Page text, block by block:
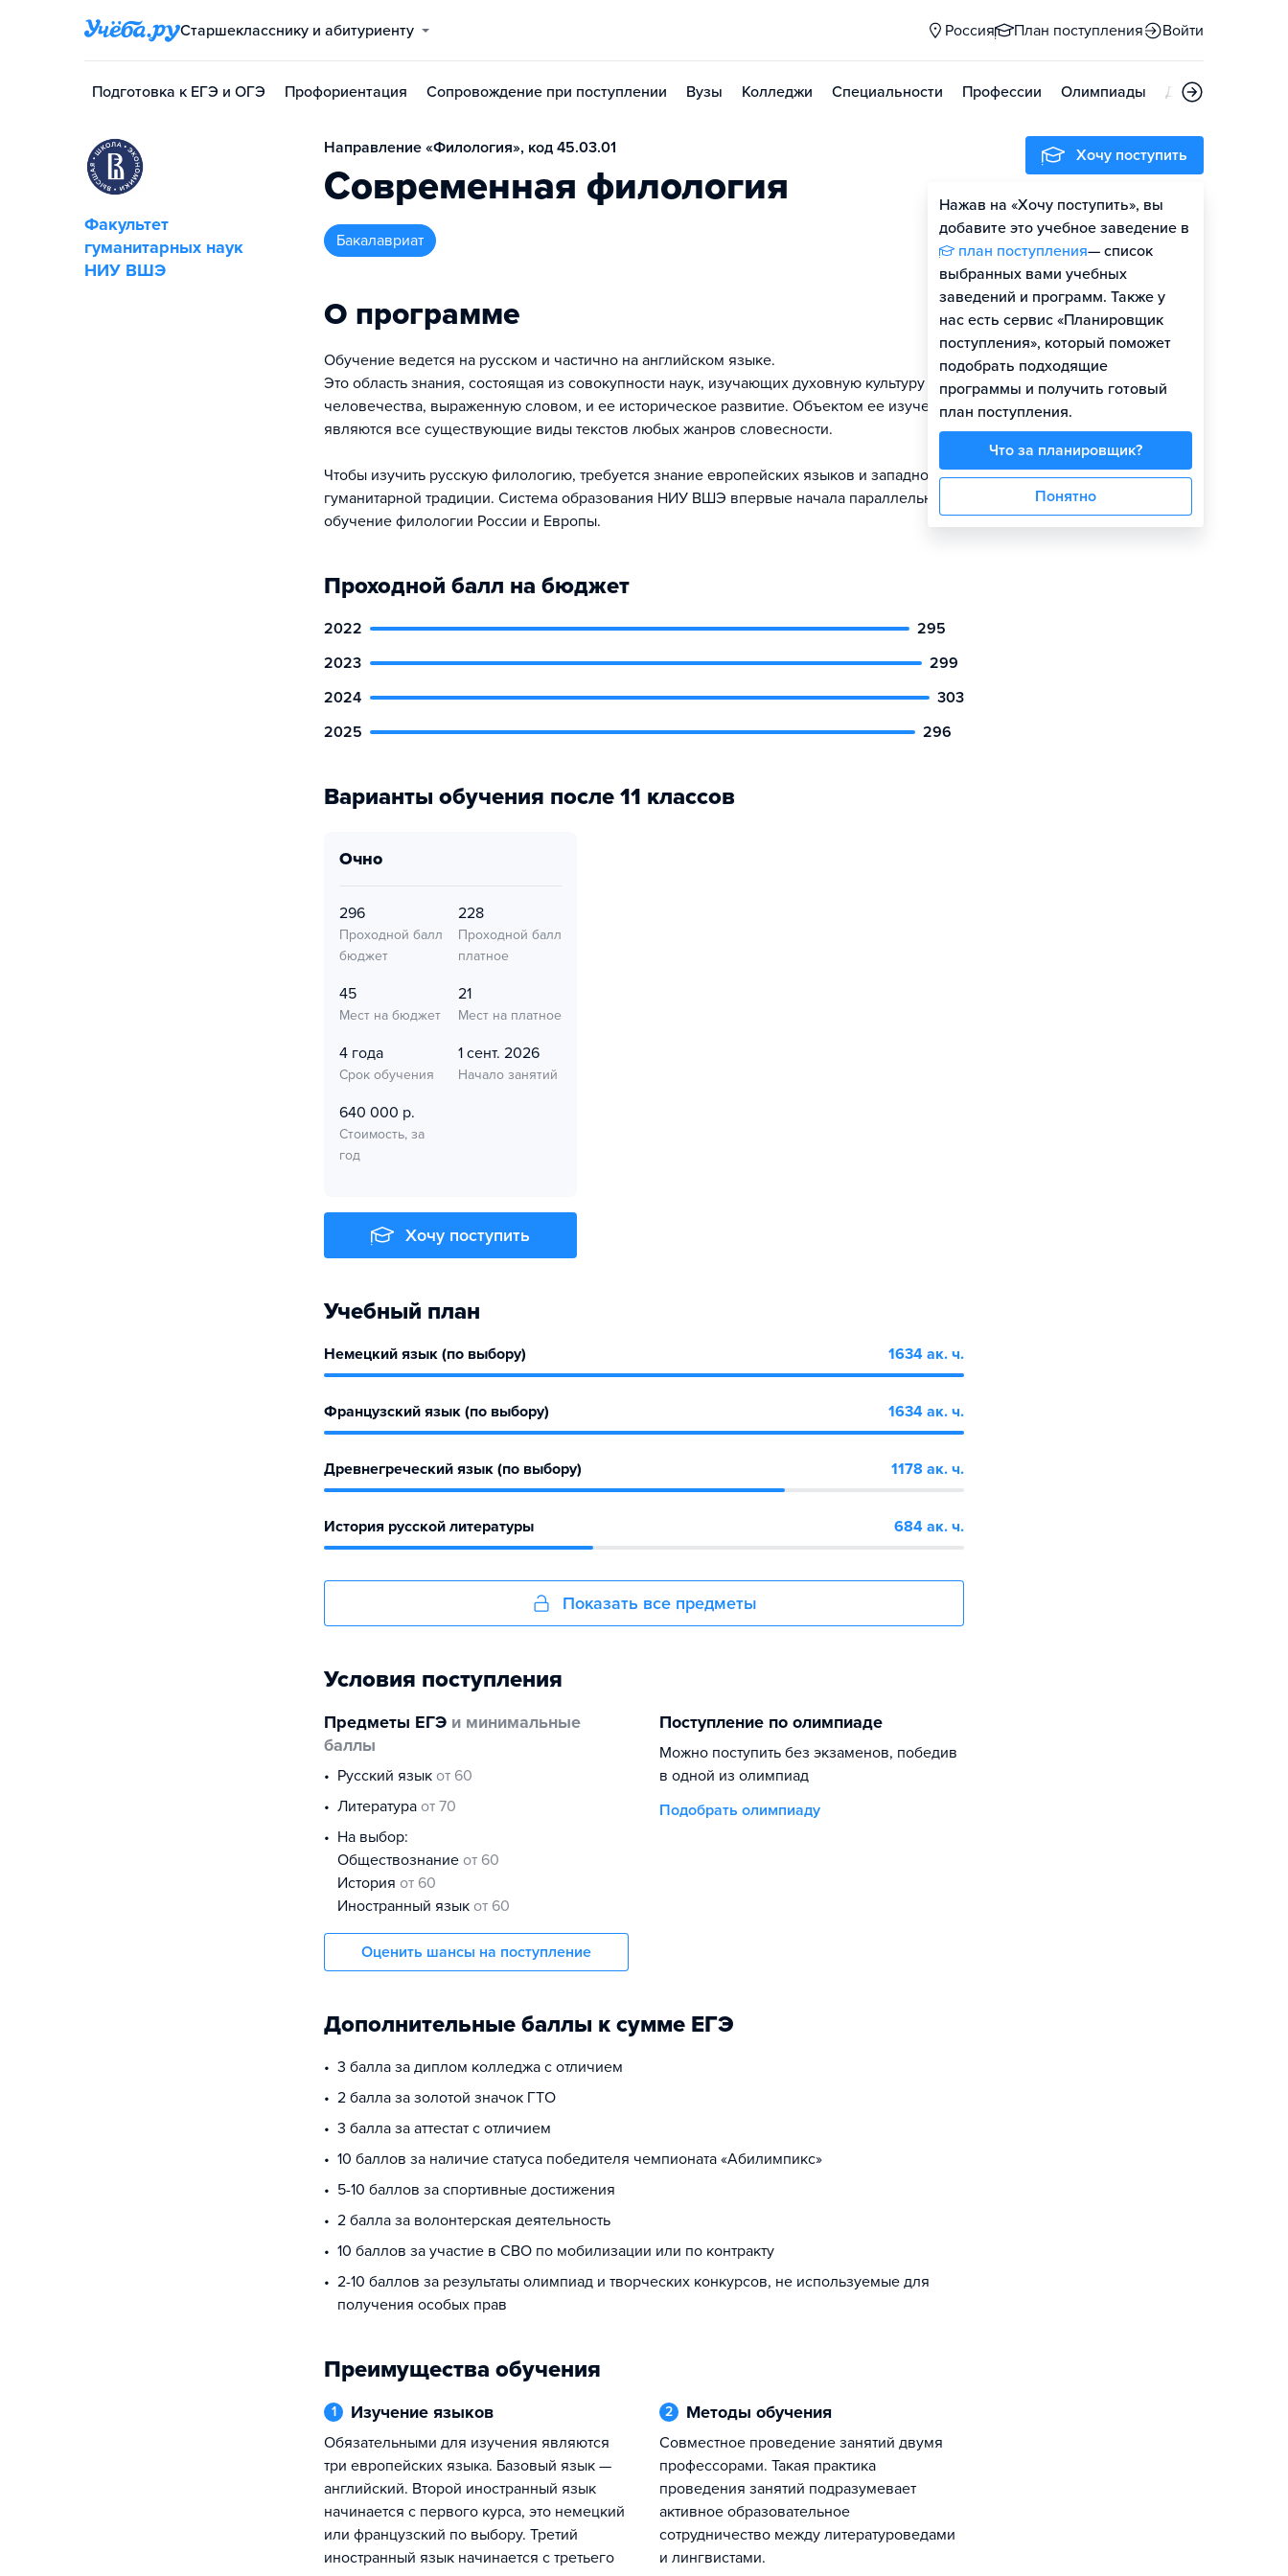
Старшекласснику и абитуриенту Россия План поступления Войти
Подготовка к ЕГЭ и ОГЭ Профориентация Сопровождение при поступлении Вузы Колледжи Специальности Профессии Олимпиады Дни открытых
Факультет
гуманитарных наук
НИУ ВШЭ
Направление «Филология», код 45.03.01
Современная филология
бакалавриат
О программе
Обучение ведется на русском и частично на английском языке.
Это область знания, состоящая из совокупности наук, изучающих духовную культуру
человечества, выраженную словом, и ее историческое развитие. Объектом ее изучения
являются все существующие виды текстов любых жанров словесности.
Чтобы изучить русскую филологию, требуется знание европейских языков и западной
гуманитарной традиции. Система образования НИУ ВШЭ впервые начала параллельное
обучение филологии России и Европы.
Проходной балл на бюджет
2022
295
2023
299
2024
303
2025
296
Варианты обучения после 11 классов
очно
296
Проходной балл
бюджет
228
Проходной балл
платное
45
Мест на бюджет
21
Мест на платное
4 года
Срок обучения
1 сент. 2026
Начало занятий
640 000 р.
Стоимость, за
год
Хочу поступить
Учебный план
Немецкий язык (по выбору) 1634 ак. ч.
Французский язык (по выбору) 1634 ак. ч.
Древнегреческий язык (по выбору) 1178 ак. ч.
История русской литературы 684 ак. ч.
Показать все предметы
Условия поступления
Предметы ЕГЭ и минимальные
баллы
русский язык от 60
литература от 70
На выбор:
обществознание от 60
история от 60
иностранный язык от 60
Оценить шансы на поступление
Поступление по олимпиаде
Можно поступить без экзаменов, победив
в одной из олимпиад
Подобрать олимпиаду
Дополнительные баллы к сумме ЕГЭ
3 балла за диплом колледжа с отличием
2 балла за золотой значок ГТО
3 балла за аттестат с отличием
10 баллов за наличие статуса победителя чемпионата «Абилимпикс»
5-10 баллов за спортивные достижения
2 балла за волонтерская деятельность
10 баллов за участие в СВО по мобилизации или по контракту
2-10 баллов за результаты олимпиад и творческих конкурсов, не используемые для
получения особых прав
Преимущества обучения
1 Изучение языков
Обязательными для изучения являются
три европейских языка. Базовый язык —
английский. Второй иностранный язык
начинается с первого курса, это немецкий
или французский по выбору. Третий
иностранный язык начинается с третьего
2 Методы обучения
Совместное проведение занятий двумя
профессорами. Такая практика
проведения занятий подразумевает
активное образовательное
сотрудничество между литературоведами
и лингвистами.
Хочу поступить
Нажав на «Хочу поступить», вы
добавите это учебное заведение в
план поступления— список
выбранных вами учебных
заведений и программ. Также у
нас есть сервис «Планировщик
поступления», который поможет
подобрать подходящие
программы и получить готовый
план поступления.
Что за планировщик?
Понятно
Оценить шансы